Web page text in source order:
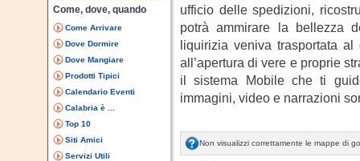
Come, dove, quando
Come Arrivare
Dove Dormire
Dove Mangiare
Prodotti Tipici
Calendario Eventi
Calabria è ...
Top 10
Siti Amici
Servizi Utili
ufficio delle spedizioni,
potrà ammirare la bellezza
liquirizia veniva trasportata
all’apertura di vere e proprie
il sistema Mobile che ti
immagini, video e narrazioni
Non visualizzi correttamente le mappe di